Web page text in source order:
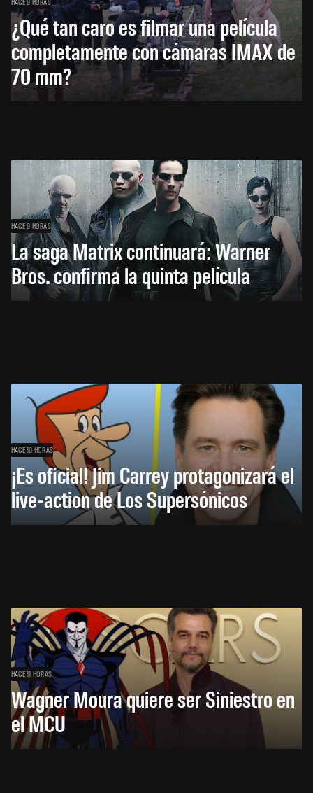
¿Qué tan caro es filmar una película
completamente con cámaras IMAX de
70 mm?
HACE 9 HORAS
La saga Matrix continuará: Warner
Bros. confirma la quinta película
HACE 10 HORAS
¡Es oficial! Jim Carrey protagonizará el
live-action de Los Supersónicos
HACE 11 HORAS
Wagner Moura quiere ser Siniestro en
el MCU